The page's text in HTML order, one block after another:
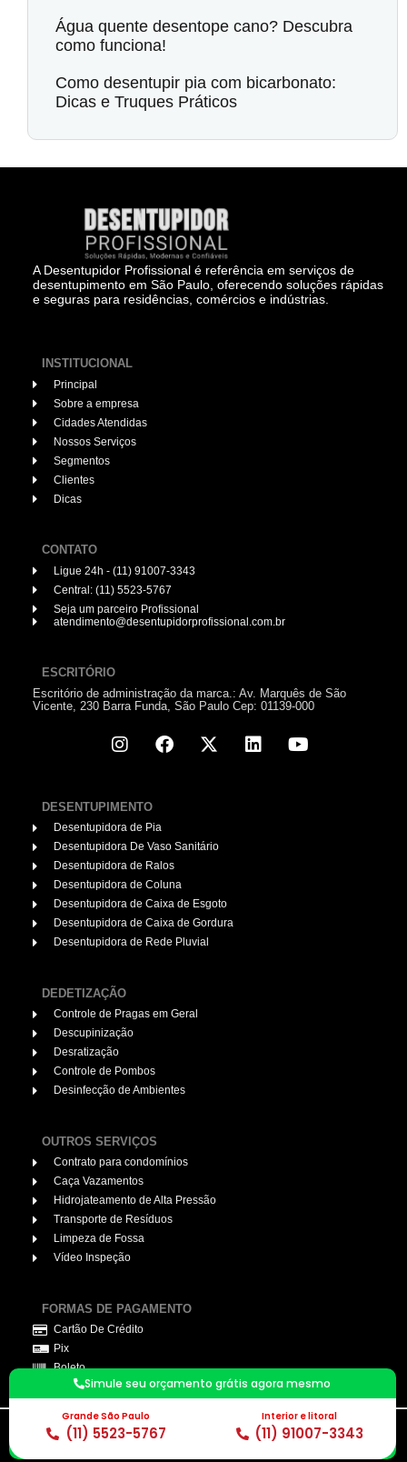
Água quente desentope cano? Descubra
como funciona!
Como desentupir pia com bicarbonato:
Dicas e Truques Práticos
A Desentupidor Profissional é referência em serviços de
desentupimento em São Paulo, oferecendo soluções rápidas
e seguras para residências, comércios e indústrias.
INSTITUCIONAL
Principal
Sobre a empresa
Cidades Atendidas
Nossos Serviços
Segmentos
Clientes
Dicas
CONTATO
Ligue 24h - (11) 91007-3343
Central: (11) 5523-5767
Seja um parceiro Profissional
atendimento@desentupidorprofissional.com.br
ESCRITÓRIO
Escritório de administração da marca.: Av. Marquês de São
Vicente, 230 Barra Funda, São Paulo Cep: 01139-000
DESENTUPIMENTO
Desentupidora de Pia
Desentupidora De Vaso Sanitário
Desentupidora de Ralos
Desentupidora de Coluna
Desentupidora de Caixa de Esgoto
Desentupidora de Caixa de Gordura
Desentupidora de Rede Pluvial
DEDETIZAÇÃO
Controle de Pragas em Geral
Descupinização
Desratização
Controle de Pombos
Desinfecção de Ambientes
OUTROS SERVIÇOS
Contrato para condomínios
Caça Vazamentos
Hidrojateamento de Alta Pressão
Transporte de Resíduos
Limpeza de Fossa
Vídeo Inspeção
FORMAS DE PAGAMENTO
Cartão De Crédito
Pix
Boleto
© 2026. Desentupidor Profissional. todos os direitos reservados.
Simule seu orçamento grátis agora mesmo
Grande São Paulo
(11) 5523-5767
Interior e litoral
(11) 91007-3343